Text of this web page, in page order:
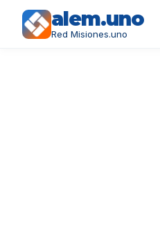
alem.uno
Red Misiones.uno